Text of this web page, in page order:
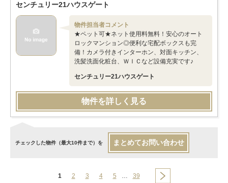
センチュリー21ハウスゲート
物件担当者コメント
★ペット可★ネット使用料無料！安心のオート
ロックマンション◎便利な宅配ボックスも完
備！カメラ付きインターホン、対面キッチン、
洗髪洗面化粧台、ＷＩＣなど設備充実です♪
センチュリー21ハウスゲート
物件を詳しく見る
チェックした物件（最大10件まで）を まとめてお問い合わせ
1 2 3 4 5 … 39